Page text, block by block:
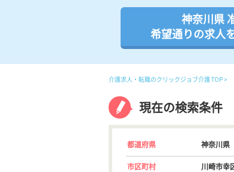
神奈川県
希望通りの求人
介護求人・転職のクリックジョブ介護 TOP
現在の検索条件
都道府県 神奈川県
市区町村 川崎市幸